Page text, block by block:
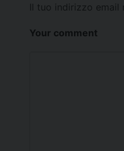
Il tuo indirizzo email
Your comment